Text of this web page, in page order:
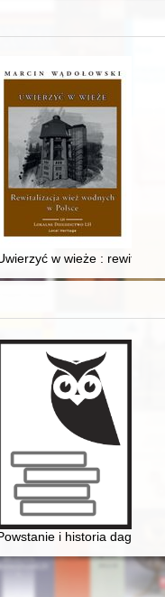
działacze polityczni i
w wieże :
i historia